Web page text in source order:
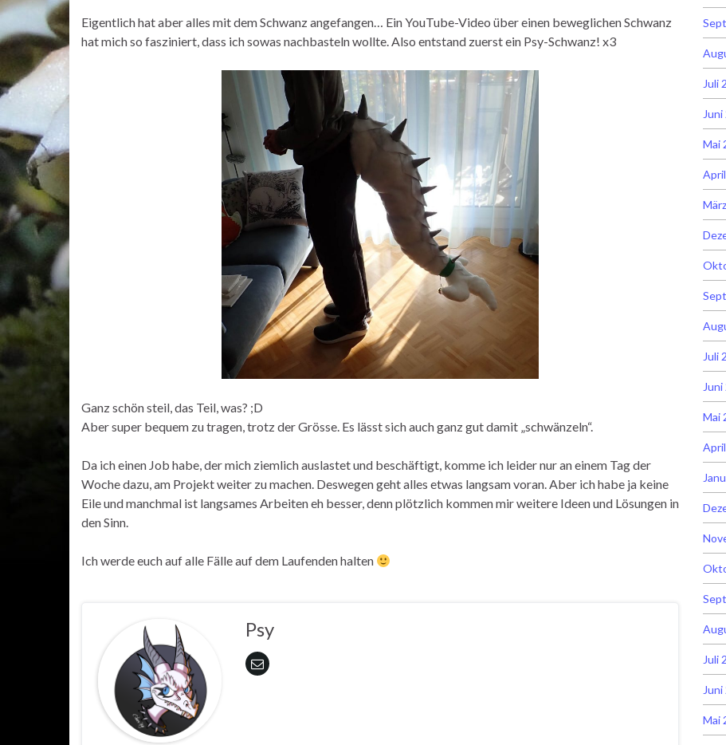
Eigentlich hat aber alles mit dem Schwanz angefangen… Ein YouTube-Video über einen beweglichen Schwanz
hat mich so fasziniert, dass ich sowas nachbasteln wollte. Also entstand zuerst ein Psy-Schwanz! x3
Ganz schön steil, das Teil, was? ;D
Aber super bequem zu tragen, trotz der Grösse. Es lässt sich auch ganz gut damit „schwänzeln“.
Da ich einen Job habe, der mich ziemlich auslastet und beschäftigt, komme ich leider nur an einem Tag der
Woche dazu, am Projekt weiter zu machen. Deswegen geht alles etwas langsam voran. Aber ich habe ja keine
Eile und manchmal ist langsames Arbeiten eh besser, denn plötzlich kommen mir weitere Ideen und Lösungen in
den Sinn.
Ich werde euch auf alle Fälle auf dem Laufenden halten
Psy
Juli
Mai
Juli
Mai
Juli
Juni
Mai